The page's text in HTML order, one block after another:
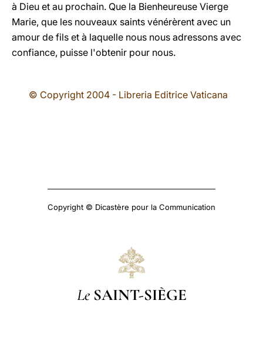
à Dieu et au prochain. Que la Bienheureuse Vierge
Marie, que les nouveaux saints vénérèrent avec un
amour de fils et à laquelle nous nous adressons avec
confiance, puisse l'obtenir pour nous.
© Copyright 2004 - Libreria Editrice Vaticana
Copyright © Dicastère pour la Communication
Le SAINT-SIÈGE